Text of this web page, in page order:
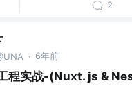
2
· 6年前
程实战-(Nuxt. js &